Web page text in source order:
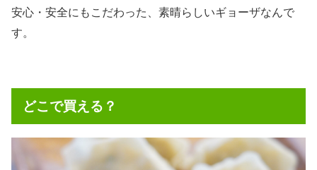
安心・安全にもこだわった、素晴らしいギョーザなんで
す。
どこで買える？